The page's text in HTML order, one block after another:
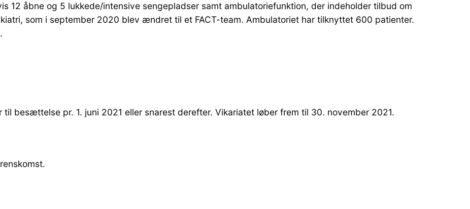
12 åbne og 5 lukkede/intensive sengepladser samt ambulatoriefunktion, der indeholder tilbud om
som i september 2020 blev ændret til et FACT-team. Ambulatoriet har tilknyttet 600 patienter.
besættelse pr. 1. juni 2021 eller snarest derefter. Vikariatet løber frem til 30. november 2021.